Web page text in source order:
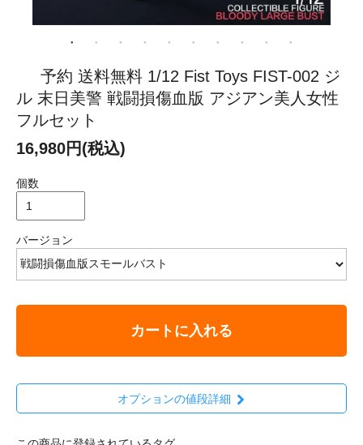
予約 送料無料 1/12 Fist Toys FIST-002 ジ
ル 末日美警 戦闘損傷血版 アジアン美人女性
フルセット
16,980円(税込)
個数
バージョン
カートに入れる
オプションの値段詳細